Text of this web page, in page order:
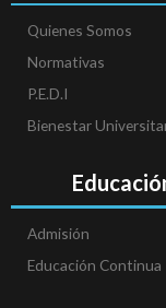
Quienes Somos
Normativas
P.E.D.I
Bienestar
Admisión
Educación Continua